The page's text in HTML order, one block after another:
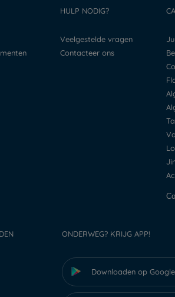
HULP NODIG?
Veelgestelde vragen
Contacteer ons
ONDERWEG? KRIJG APP!
Downloaden op